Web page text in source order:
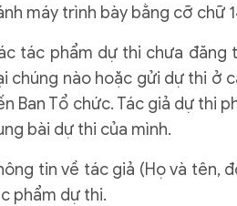
máy trình bày bằng cỡ chữ
tác phẩm dự thi chưa
chúng nào hoặc gửi dự thi ở
Ban Tổ chức. Tác giả dự thi
bài dự thi của mình.
tin về tác giả (Họ và tên,
phẩm dự thi.